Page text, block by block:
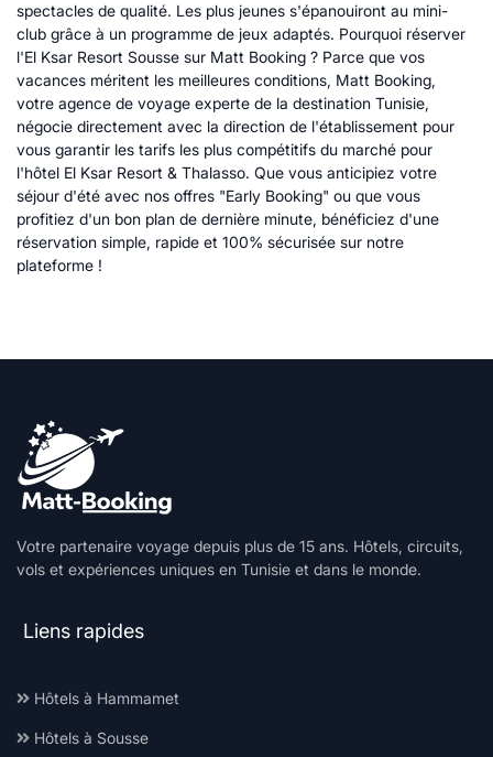
spectacles de qualité. Les plus jeunes s'épanouiront au mini-
club grâce à un programme de jeux adaptés. Pourquoi réserver
l'El Ksar Resort Sousse sur Matt Booking ? Parce que vos
vacances méritent les meilleures conditions, Matt Booking,
votre agence de voyage experte de la destination Tunisie,
négocie directement avec la direction de l'établissement pour
vous garantir les tarifs les plus compétitifs du marché pour
l'hôtel El Ksar Resort & Thalasso. Que vous anticipiez votre
séjour d'été avec nos offres "Early Booking" ou que vous
profitiez d'un bon plan de dernière minute, bénéficiez d'une
réservation simple, rapide et 100% sécurisée sur notre
plateforme !
Votre partenaire voyage depuis plus de 15 ans. Hôtels, circuits,
vols et expériences uniques en Tunisie et dans le monde.
Liens rapides
Hôtels à Hammamet
Hôtels à Sousse